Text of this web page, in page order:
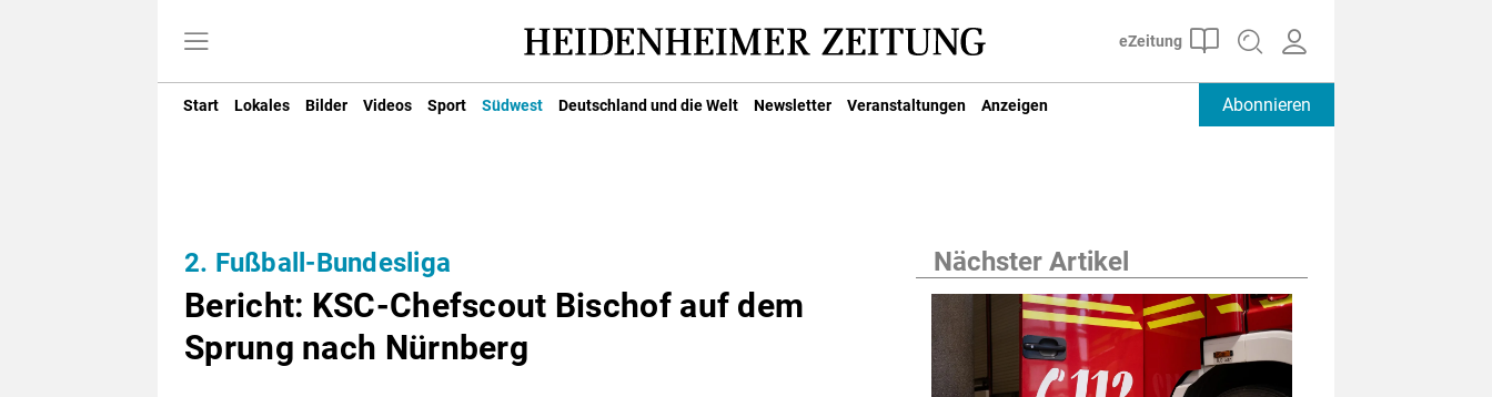
Start Lokales Bilder Videos Sport Südwest Deutschland und die Welt Newsletter Veranstaltungen Anzeigen Abonnieren
2. Fußball-Bundesliga
Bericht: KSC-Chefscout Bischof auf dem
Sprung nach Nürnberg
Nächster Artikel